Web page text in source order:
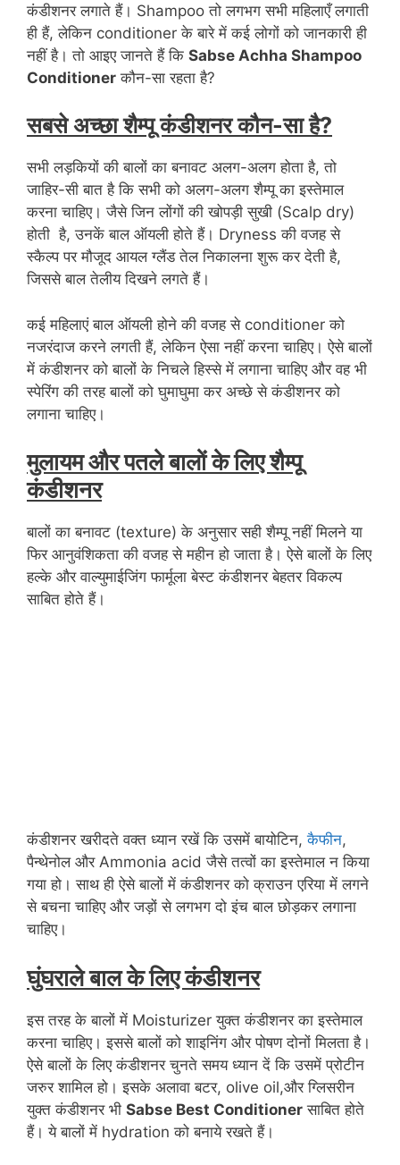
कंडीशनर लगाते हैं। Shampoo तो लगभग सभी महिलाएँ लगाती
ही हैं, लेकिन conditioner के बारे में कई लोगों को जानकारी ही
नहीं है। तो आइए जानते हैं कि Sabse Achha Shampoo
Conditioner कौन-सा रहता है?
सबसे अच्छा शैम्पू कंडीशनर कौन-सा है?
सभी लड़कियों की बालों का बनावट अलग-अलग होता है, तो
जाहिर-सी बात है कि सभी को अलग-अलग शैम्पू का इस्तेमाल
करना चाहिए। जैसे जिन लोंगों की खोपड़ी सुखी (Scalp dry)
होती है, उनकें बाल ऑयली होते हैं। Dryness की वजह से
स्कैल्प पर मौजूद आयल ग्लैंड तेल निकालना शुरू कर देती है,
जिससे बाल तेलीय दिखने लगते हैं।
कई महिलाएं बाल ऑयली होने की वजह से conditioner को
नजरंदाज करने लगती हैं, लेकिन ऐसा नहीं करना चाहिए। ऐसे बालों
में कंडीशनर को बालों के निचले हिस्से में लगाना चाहिए और वह भी
स्पेरिंग की तरह बालों को घुमाघुमा कर अच्छे से कंडीशनर को
लगाना चाहिए।
मुलायम और पतले बालों के लिए शैम्पू
कंडीशनर
बालों का बनावट (texture) के अनुसार सही शैम्पू नहीं मिलने या
फिर आनुवंशिकता की वजह से महीन हो जाता है। ऐसे बालों के लिए
हल्के और वाल्युमाईजिंग फार्मूला बेस्ट कंडीशनर बेहतर विकल्प
साबित होते हैं।
कंडीशनर खरीदते वक्त ध्यान रखें कि उसमें बायोटिन,कैफीन,
पैन्थेनोल और Ammonia acid जैसे तत्वों का इस्तेमाल न किया
गया हो। साथ ही ऐसे बालों में कंडीशनर को क्राउन एरिया में लगने
से बचना चाहिए और जड़ों से लगभग दो इंच बाल छोड़कर लगाना
चाहिए।
घुंघराले बाल के लिए कंडीशनर
इस तरह के बालों में Moisturizer युक्त कंडीशनर का इस्तेमाल
करना चाहिए। इससे बालों को शाइनिंग और पोषण दोनों मिलता है।
ऐसे बालों के लिए कंडीशनर चुनते समय ध्यान दें कि उसमें प्रोटीन
जरुर शामिल हो। इसके अलावा बटर, olive oil,और ग्लिसरीन
युक्त कंडीशनर भी Sabse Best Conditioner साबित होते
हैं। ये बालों में hydration को बनाये रखते हैं।